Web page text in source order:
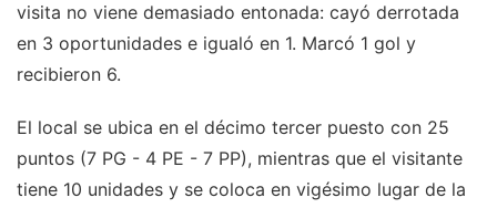
visita no viene demasiado entonada: cayó derrotada
en 3 oportunidades e igualó en 1. Marcó 1 gol y
recibieron 6.
El local se ubica en el décimo tercer puesto con 25
puntos (7 PG - 4 PE - 7 PP), mientras que el visitante
tiene 10 unidades y se coloca en vigésimo lugar de la